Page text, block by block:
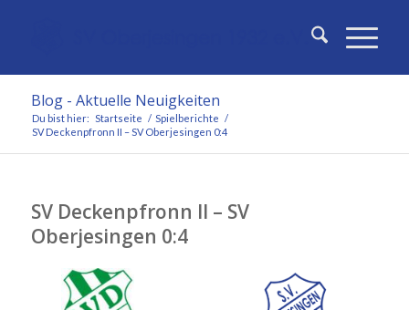
Blog - Aktuelle Neuigkeiten
Du bist hier: Startseite / Spielberichte /
SV Deckenpfronn II – SV Oberjesingen 0:4
SV Deckenpfronn II – SV
Oberjesingen 0:4